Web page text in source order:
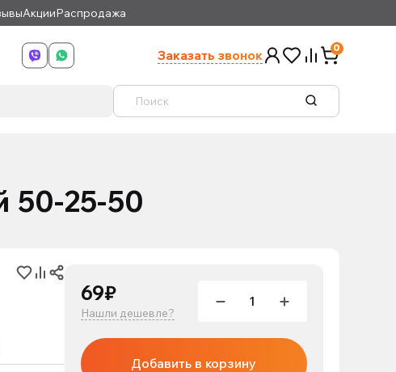
АкцииРаспродажа
Заказать звонок 0
50-25-50
69₽
Нашли дешевле?
Добавить в корзину